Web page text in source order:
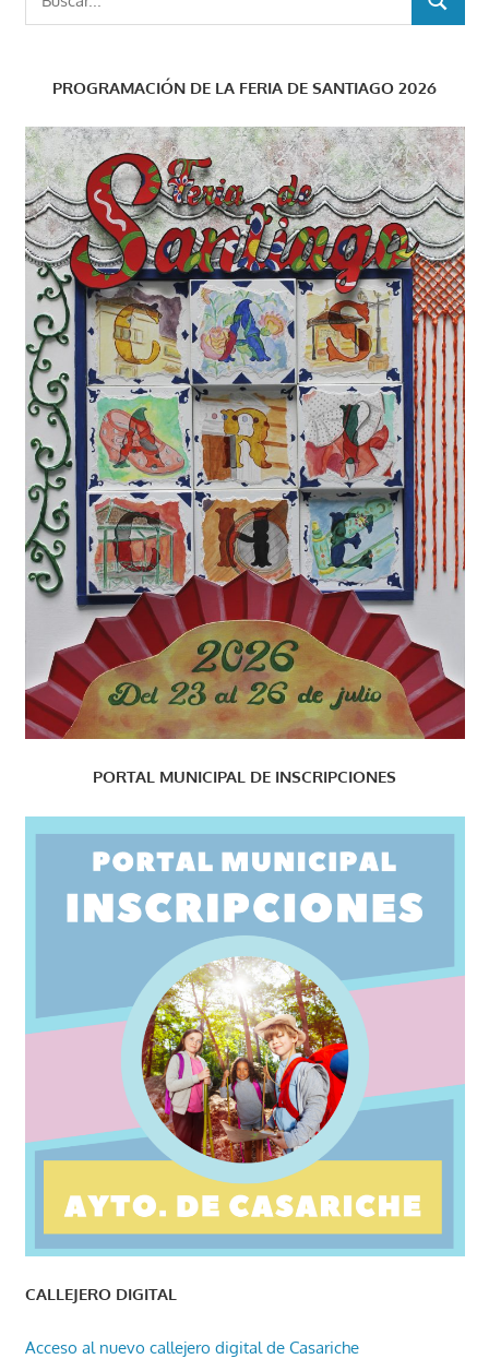
BUSCAR
PROGRAMACIÓN DE LA FERIA DE SANTIAGO 2026
PORTAL MUNICIPAL DE INSCRIPCIONES
CALLEJERO DIGITAL
Acceso al nuevo callejero digital de Casariche